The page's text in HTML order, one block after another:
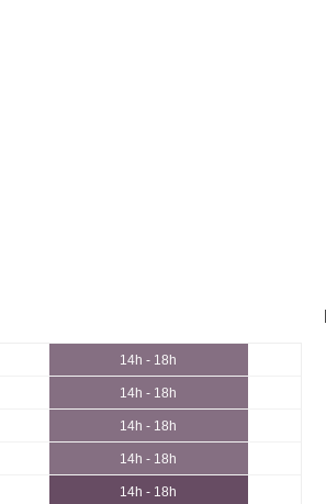
14h - 18h
14h - 18h
14h - 18h
14h - 18h
14h - 18h